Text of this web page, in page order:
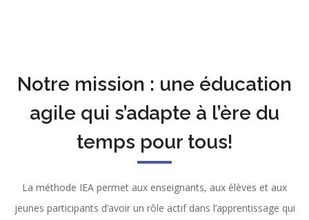
Notre mission : une éducation
agile qui s’adapte à l’ère du
temps pour tous!
La méthode IEA permet aux enseignants, aux élèves et aux
jeunes participants d’avoir un rôle actif dans l’apprentissage qui